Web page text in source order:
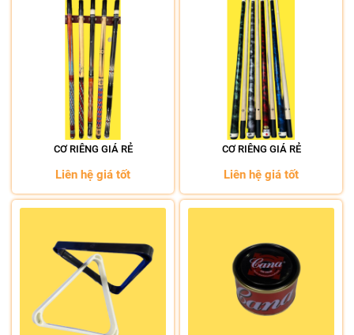
CƠ RIÊNG GIÁ RẺ
Liên hệ giá tốt
CƠ RIÊNG GIÁ RẺ
Liên hệ giá tốt